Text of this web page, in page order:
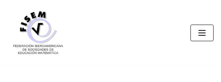
Saltar
contenido